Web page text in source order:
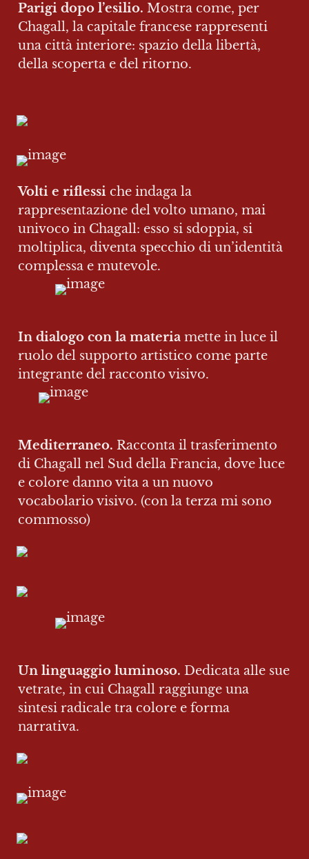
Parigi dopo l’esilio. Mostra come, per
Chagall, la capitale francese rappresenti
una città interiore: spazio della libertà,
della scoperta e del ritorno.
Volti e riflessi che indaga la
rappresentazione del volto umano, mai
univoco in Chagall: esso si sdoppia, si
moltiplica, diventa specchio di un’identità
complessa e mutevole.
In dialogo con la materia mette in luce il
ruolo del supporto artistico come parte
integrante del racconto visivo.
Mediterraneo. Racconta il trasferimento
di Chagall nel Sud della Francia, dove luce
e colore danno vita a un nuovo
vocabolario visivo. (con la terza mi sono
commosso)
Un linguaggio luminoso. Dedicata alle sue
vetrate, in cui Chagall raggiunge una
sintesi radicale tra colore e forma
narrativa.